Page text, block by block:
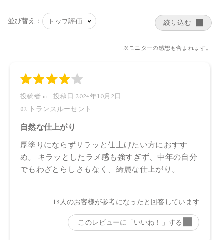
【原産国】
01：4570106731079
02：4570106735633
【店舗発売日】
CosmeKitchen 2024/3/13
Biople 2024/3/13
Make↗Kitchen 2024/3/13
Biople 2024/9/6
※店舗での取り扱いや詳しい在庫状況につきましては、各店
舗にお問い合わせください。